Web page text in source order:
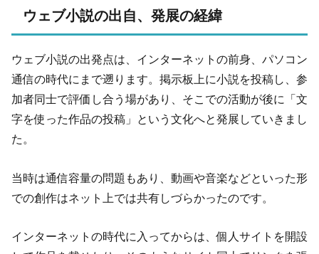
ウェブ小説の出自、発展の経緯
ウェブ小説の出発点は、インターネットの前身、パソコン
通信の時代にまで遡ります。掲示板上に小説を投稿し、参
加者同士で評価し合う場があり、そこでの活動が後に「文
字を使った作品の投稿」という文化へと発展していきまし
た。
当時は通信容量の問題もあり、動画や音楽などといった形
での創作はネット上では共有しづらかったのです。
インターネットの時代に入ってからは、個人サイトを開設